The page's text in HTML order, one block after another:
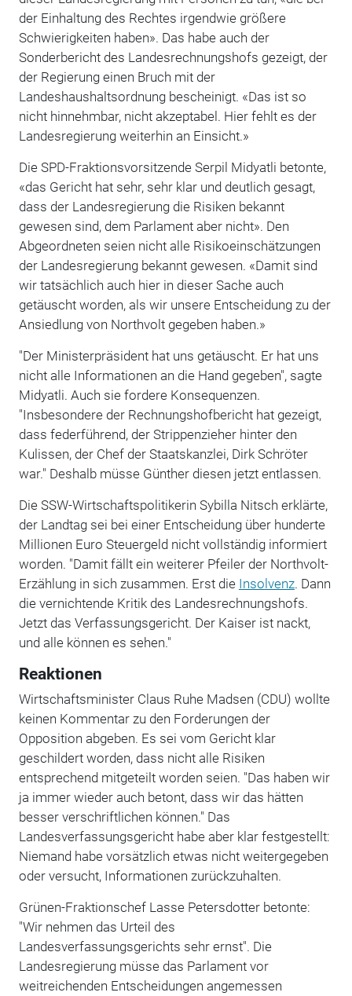
der Einhaltung des Rechtes irgendwie größere
Schwierigkeiten haben». Das habe auch der
Sonderbericht des Landesrechnungshofs gezeigt, der
der Regierung einen Bruch mit der
Landeshaushaltsordnung bescheinigt. «Das ist so
nicht hinnehmbar, nicht akzeptabel. Hier fehlt es der
Landesregierung weiterhin an Einsicht.»
Die SPD-Fraktionsvorsitzende Serpil Midyatli betonte,
«das Gericht hat sehr, sehr klar und deutlich gesagt,
dass der Landesregierung die Risiken bekannt
gewesen sind, dem Parlament aber nicht». Den
Abgeordneten seien nicht alle Risikoeinschätzungen
der Landesregierung bekannt gewesen. «Damit sind
wir tatsächlich auch hier in dieser Sache auch
getäuscht worden, als wir unsere Entscheidung zu der
Ansiedlung von Northvolt gegeben haben.»
"Der Ministerpräsident hat uns getäuscht. Er hat uns
nicht alle Informationen an die Hand gegeben", sagte
Midyatli. Auch sie fordere Konsequenzen.
"Insbesondere der Rechnungshofbericht hat gezeigt,
dass federführend, der Strippenzieher hinter den
Kulissen, der Chef der Staatskanzlei, Dirk Schröter
war." Deshalb müsse Günther diesen jetzt entlassen.
Die SSW-Wirtschaftspolitikerin Sybilla Nitsch erklärte,
der Landtag sei bei einer Entscheidung über hunderte
Millionen Euro Steuergeld nicht vollständig informiert
worden. "Damit fällt ein weiterer Pfeiler der Northvolt-
Erzählung in sich zusammen. Erst die Insolvenz. Dann
die vernichtende Kritik des Landesrechnungshofs.
Jetzt das Verfassungsgericht. Der Kaiser ist nackt,
und alle können es sehen."
Reaktionen
Wirtschaftsminister Claus Ruhe Madsen (CDU) wollte
keinen Kommentar zu den Forderungen der
Opposition abgeben. Es sei vom Gericht klar
geschildert worden, dass nicht alle Risiken
entsprechend mitgeteilt worden seien. "Das haben wir
ja immer wieder auch betont, dass wir das hätten
besser verschriftlichen können." Das
Landesverfassungsgericht habe aber klar festgestellt:
Niemand habe vorsätzlich etwas nicht weitergegeben
oder versucht, Informationen zurückzuhalten.
Grünen-Fraktionschef Lasse Petersdotter betonte:
"Wir nehmen das Urteil des
Landesverfassungsgerichts sehr ernst". Die
Landesregierung müsse das Parlament vor
weitreichenden Entscheidungen angemessen